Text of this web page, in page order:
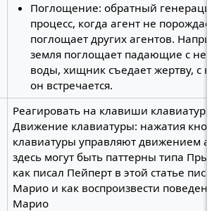
Поглощение: обратный
процесс, когда агент не
поглощает других агентов.
земля поглощает падающие с
воды, хищник съедает жертву, с
он встречается.
Реагировать на клавиши
Движение клавиатуры: нажатия
клавиатуры управляют движением
здесь могут быть паттерны типа
как писал Пейперт в этой статье
Марио и как воспроизвести
Марио